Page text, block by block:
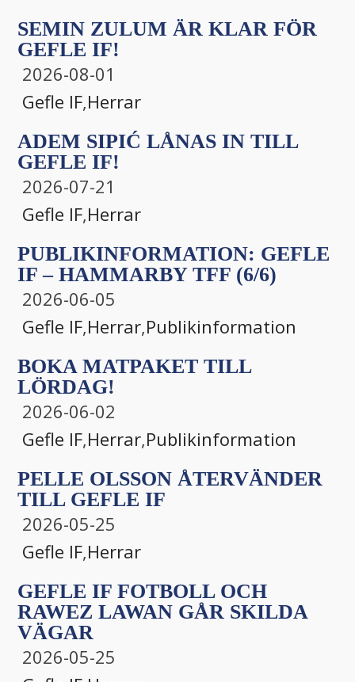
SEMIN ZULUM ÄR KLAR FÖR
GEFLE IF!
2026-08-01
Gefle IF,Herrar
ADEM SIPIĆ LÅNAS IN TILL
GEFLE IF!
2026-07-21
Gefle IF,Herrar
PUBLIKINFORMATION: GEFLE
IF – HAMMARBY TFF (6/6)
2026-06-05
Gefle IF,Herrar,Publikinformation
BOKA MATPAKET TILL
LÖRDAG!
2026-06-02
Gefle IF,Herrar,Publikinformation
PELLE OLSSON ÅTERVÄNDER
TILL GEFLE IF
2026-05-25
Gefle IF,Herrar
GEFLE IF FOTBOLL OCH
RAWEZ LAWAN GÅR SKILDA
VÄGAR
2026-05-25